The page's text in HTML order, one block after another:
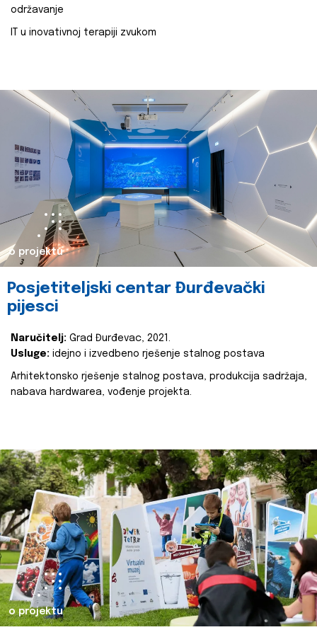
održavanje
IT u inovativnoj terapiji zvukom
o projektu
Posjetiteljski centar Đurđevački
pijesci
Naručitelj: Grad Đurđevac, 2021.
Usluge: idejno i izvedbeno rješenje stalnog postava
Arhitektonsko rješenje stalnog postava, produkcija sadržaja,
nabava hardwarea, vođenje projekta.
o projektu